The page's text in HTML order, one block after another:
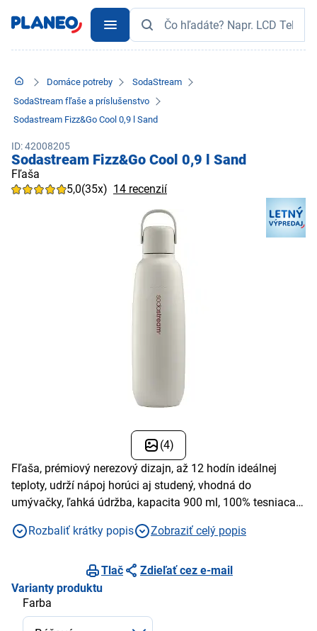
Domáce potreby
SodaStream
SodaStream fľaše a príslušenstvo
Sodastream Fizz&Go Cool 0,9 l Sand
ID: 42008205
Sodastream Fizz&Go Cool 0,9 l Sand
Fľaša
5,0(35x) 14 recenzií
(4)
Fľaša, prémiový nerezový dizajn, až 12 hodín ideálnej
teploty, udrží nápoj horúci aj studený, vhodná do
umývačky, ľahká údržba, kapacita 900 ml, 100% tesniaca a
Rozbaliť krátky popis
Zobraziť celý popis
Tlač
Zdieľať cez e-mail
Varianty produktu
Farba